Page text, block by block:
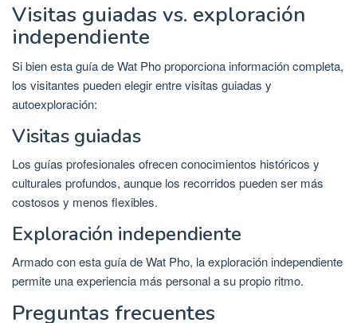
Visitas guiadas vs. exploración
independiente
Si bien esta guía de Wat Pho proporciona información completa,
los visitantes pueden elegir entre visitas guiadas y
autoexploración:
Visitas guiadas
Los guías profesionales ofrecen conocimientos históricos y
culturales profundos, aunque los recorridos pueden ser más
costosos y menos flexibles.
Exploración independiente
Armado con esta guía de Wat Pho, la exploración independiente
permite una experiencia más personal a su propio ritmo.
Preguntas frecuentes